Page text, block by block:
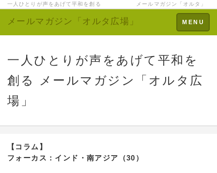
一人ひとりが声をあげて平和を創る メールマガジン「オルタ」
Toggle
navigation
MENU
メールマガジン「オルタ広場」
一人ひとりが声をあげて平和を
創る メールマガジン「オルタ広
場」
【コラム】
フォーカス：インド・南アジア（30）